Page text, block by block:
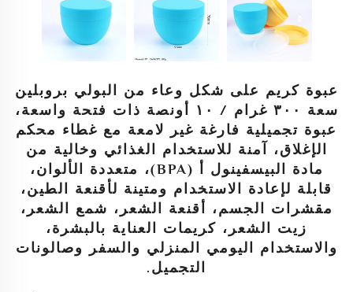
عبوة كريم على شكل وعاء من البولي بروبلين
سعة ٣٠٠ غرام / ١٠ أونصة ذات فتحة واسعة،
عبوة تجميلية فارغة غير لامعة مع غطاء محكم
الإغلاق، آمنة للاستخدام الغذائي وخالية من
مادة البيسفينول أ (BPA)، متعددة الألوان،
قابلة لإعادة الاستخدام ومتينة لأقنعة الطين،
مقشرات الجسم، أقنعة الشعر، شمع الشعر،
زيت الشعر، كريمات العناية بالبشرة،
والاستخدام اليومي المنزلي والسفر وصالونات
التجميل.